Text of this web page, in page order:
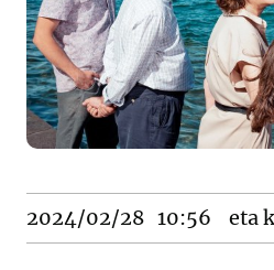
2024/02/28 10:56 eta